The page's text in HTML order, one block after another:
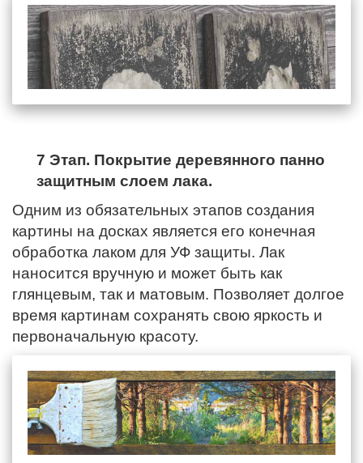
7 Этап. Покрытие деревянного панно
защитным слоем лака.
Одним из обязательных этапов создания
картины на досках является его конечная
обработка лаком для УФ защиты. Лак
наносится вручную и может быть как
глянцевым, так и матовым. Позволяет долгое
время картинам сохранять свою яркость и
первоначальную красоту.